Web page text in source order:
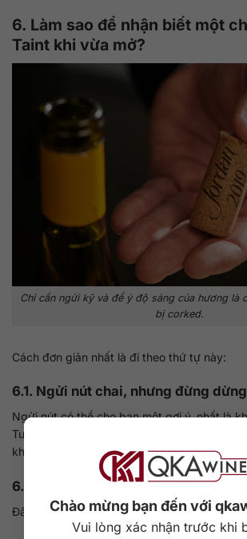
Chào mừng bạn đến với
Vui lòng xác nhận trước khi
6. Làm sao để nhận biết một
Taint khi vừa mở?
Chỉ cần ngửi kỹ và để ý độ sáng của hương là
bị corked.
Cách đơn giản nhất là đi theo thứ tự này:
6.1. Ngửi nút chai, nhưng đừng
Ngửi nút có thể cho bạn một gợi ý, nhất là
Tuy nhiên, đừng dựa hoàn toàn vào nút. Có
không quá đáng ngại nhưng rượu trong chai
6.2. Ngửi rượu trong ly
Đây là bước quan trọng nhất. Nếu rượu cho